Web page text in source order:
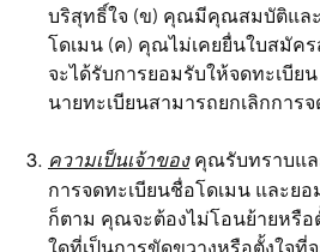
บริสุทธิ์ใจ (ข) คุณมีคุณสมบัติและ
โดเมน (ค) คุณไม่เคยยื่นใบสมัค
จะได้รับการยอมรับให้จดทะเบี
นายทะเบียนสามารถยกเลิกการ
ความเป็นเจ้าของคุณรับทราบแล
การจดทะเบียนชื่อโดเมน และย
ก็ตาม คุณจะต้องไม่โอนย้ายหรือ
ใดที่เป็นการขัดขวางหรือตั้งใจที่